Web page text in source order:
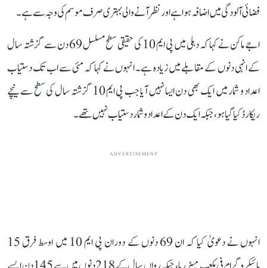
فضائی آلودگی میں اضافہ ہوا ہے اور نظر آنے والی بہتری صرف موسم کی وجہ سے ہے۔
اجے ماکن نے کہا کہ دہلی میں پی ایم 10 کی حقیقی سطح مسلسل 69 دن سے گزشتہ سال
کے انہی دنوں کے مقابلے میں زیادہ ہے۔ انہوں نے کہا کہ مئی سے اب تک دستیاب
اعداد و شمار میں ایک بھی دن ایسا نہیں آیا جب پی ایم 10 گزشتہ سال کی سطح سے نیچے
ریکارڈ کیا گیا ہو، جبکہ ایک دن کے اعداد و شمار دستیاب نہیں تھے۔
ADVERTISEMENT
انہوں نے دعویٰ کیا کہ ان 69 دنوں کے دوران پی ایم 10 میں اوسط فرق 15